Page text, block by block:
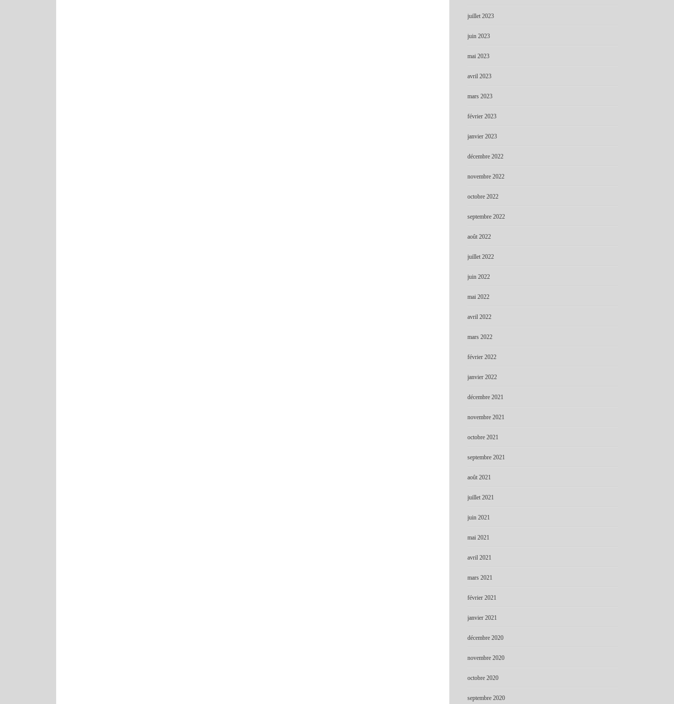
juillet 2023
juin 2023
mai 2023
avril 2023
mars 2023
février 2023
janvier 2023
décembre 2022
novembre 2022
octobre 2022
septembre 2022
août 2022
juillet 2022
juin 2022
mai 2022
avril 2022
mars 2022
février 2022
janvier 2022
décembre 2021
novembre 2021
octobre 2021
septembre 2021
août 2021
juillet 2021
juin 2021
mai 2021
avril 2021
mars 2021
février 2021
janvier 2021
décembre 2020
novembre 2020
octobre 2020
septembre 2020